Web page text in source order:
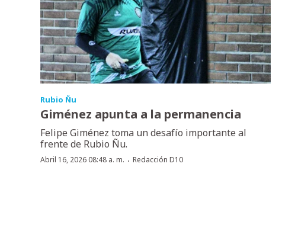
Rubio Ñu
Giménez apunta a la permanencia
Felipe Giménez toma un desafío importante al
frente de Rubio Ñu.
Abril 16, 2026 08:48 a. m. · Redacción D10